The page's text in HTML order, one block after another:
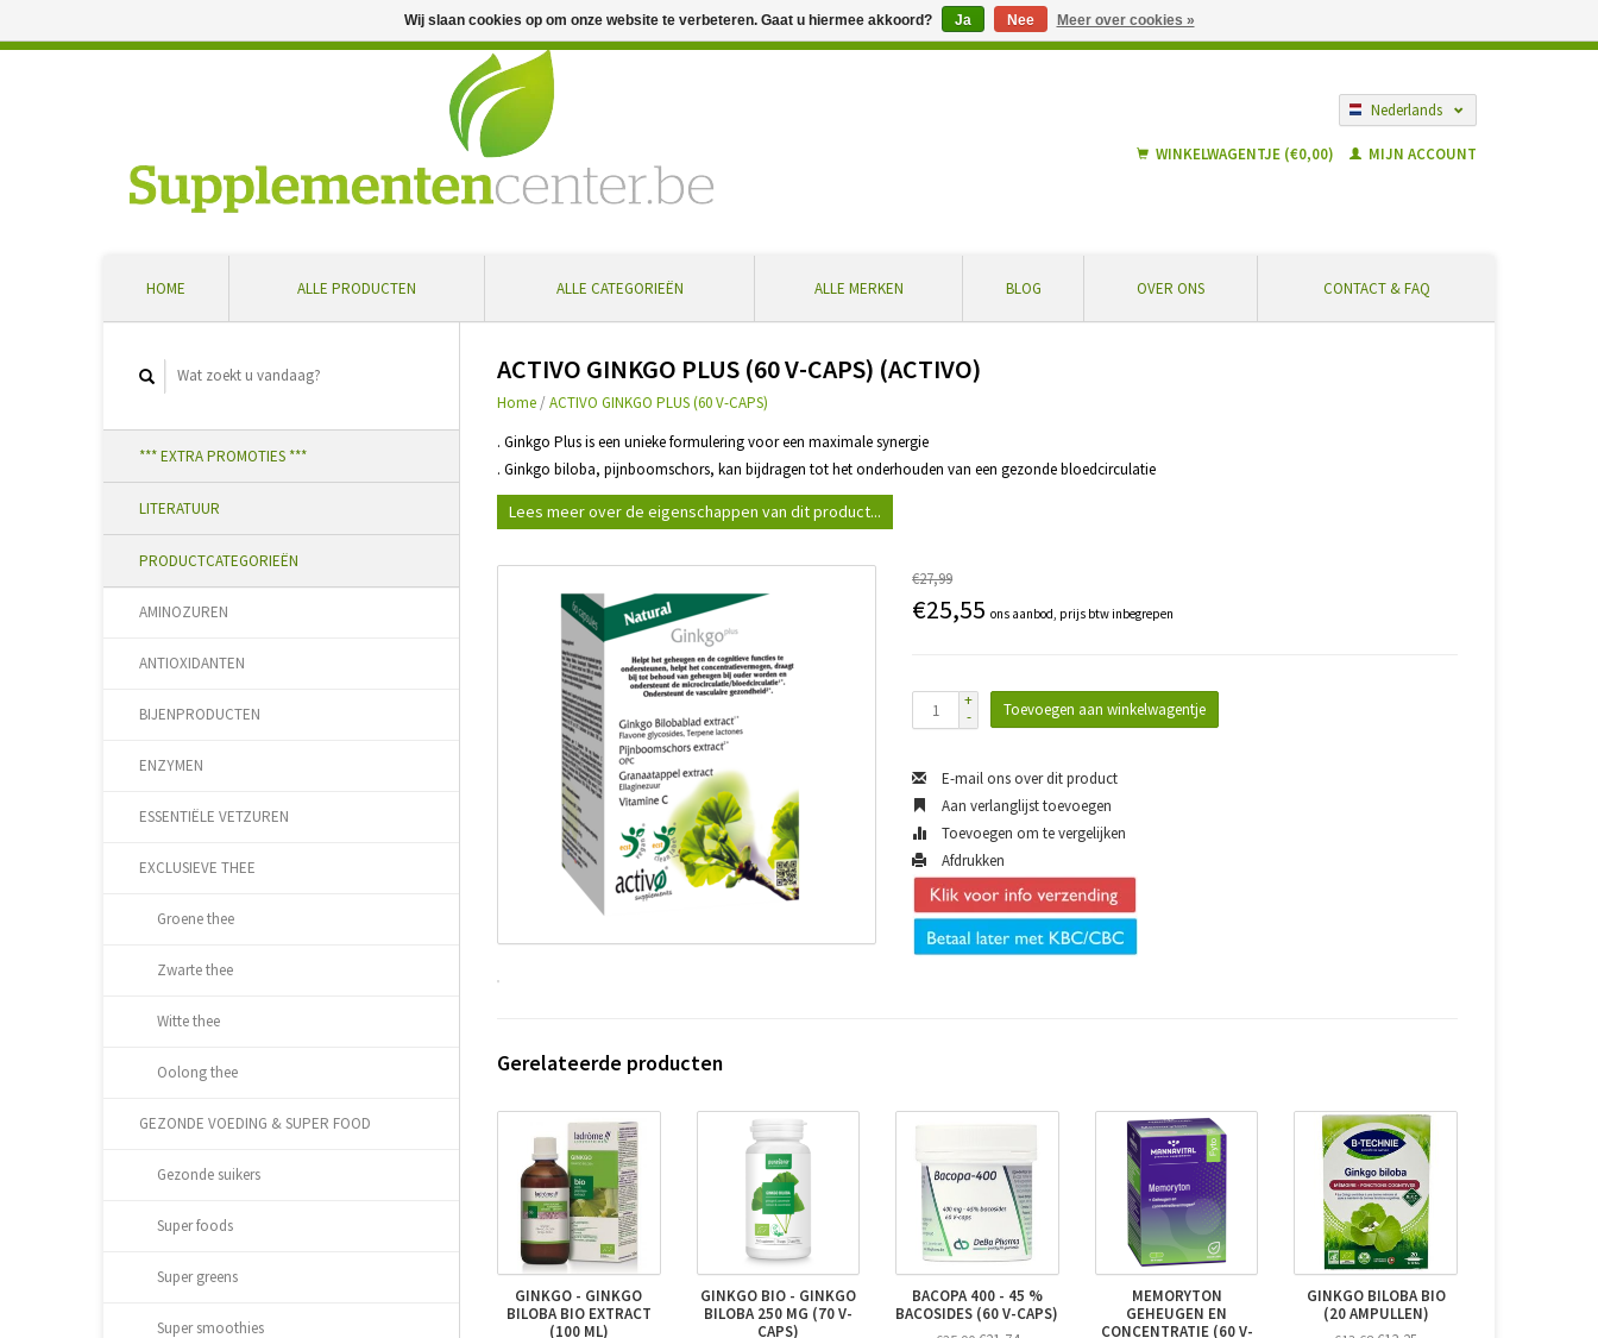
Nederlands
WINKELWAGENTJE (€0,00)
MIJN ACCOUNT
HOME ALLE PRODUCTEN ALLE CATEGORIEËN ALLE MERKEN BLOG OVER ONS CONTACT & FAQ
*** EXTRA PROMOTIES ***
LITERATUUR
PRODUCTCATEGORIEËN
AMINOZUREN
ANTIOXIDANTEN
BIJENPRODUCTEN
ENZYMEN
ESSENTIËLE VETZUREN
EXCLUSIEVE THEE
Groene thee
Zwarte thee
Witte thee
Oolong thee
GEZONDE VOEDING & SUPER FOOD
Gezonde suikers
Super foods
Super greens
Super smoothies
ACTIVO GINKGO PLUS (60 V-CAPS) (ACTIVO)
Home /ACTIVO GINKGO PLUS (60 V-CAPS)
. Ginkgo Plus is een unieke formulering voor een maximale synergie
. Ginkgo biloba, pijnboomschors, kan bijdragen tot het onderhouden van een gezonde bloedcirculatie
Lees meer over de eigenschappen van dit product...
€27,99
€25,55ons aanbod, prijs btw inbegrepen
+
-
Toevoegen aan winkelwagentje
E-mail ons over dit product
Aan verlanglijst toevoegen
Toevoegen om te vergelijken
Afdrukken
Gerelateerde producten
GINKGO - GINKGO
BILOBA BIO EXTRACT
(100 ML)
GINKGO BIO - GINKGO
BILOBA 250 MG (70 V-
CAPS)
BACOPA 400 - 45 %
BACOSIDES (60 V-CAPS)
MEMORYTON
GEHEUGEN EN
CONCENTRATIE (60 V-
GINKGO BILOBA BIO
(20 AMPULLEN)
Wij slaan cookies op om onze website te verbeteren. Gaat u hiermee akkoord? Ja Nee Meer over cookies »
Professioneel advies en snelle levering ... Ontvang 5 % extra korting bij aankoop vanaf € 100 ... Gratis levering in België vanaf € 55 ... Veilig winkelen en geen extra kosten